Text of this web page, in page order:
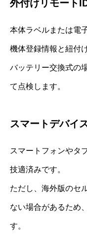
外付けリモート
本体ラベルまたは電
機体登録情報と紐付
バッテリー交換式の
て点検します。
スマートデバイ
スマートフォンやタ
技適済みです。
ただし、海外版のセ
ない場合があるため
す。